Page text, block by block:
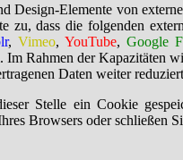
Design-Elemente von
zu, dass die folgenden
,Vimeo, YouTube, Google
Rahmen der Kapazitäten
Daten weiter
Stelle ein Cookie
Browsers oder schließen